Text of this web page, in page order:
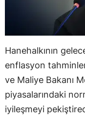
Hanehalkının
enflasyon
ve Maliye Bakanı
piyasalarındaki
iyileşmeyi